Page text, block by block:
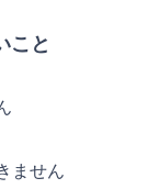
こと
ません